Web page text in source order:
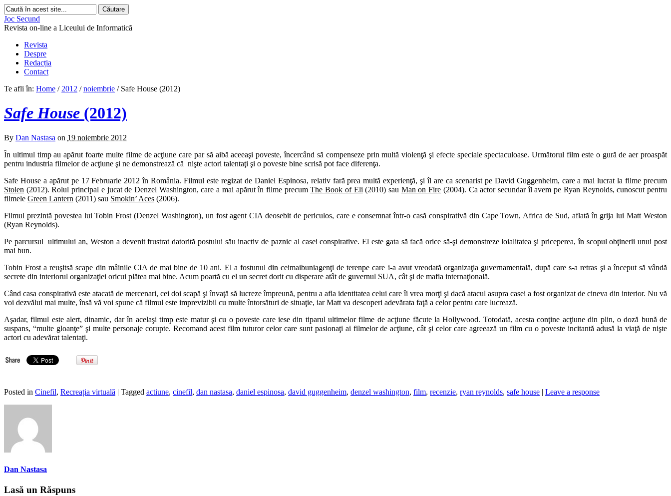
Joc Secund
Revista on-line a Liceului de Informatică
Revista
Despre
Redacția
Contact
Te afli în: Home / 2012 / noiembrie / Safe House (2012)
Safe House (2012)
By Dan Nastasa on 19 noiembrie 2012
În ultimul timp au apărut foarte multe filme de acţiune care par să aibă aceeaşi poveste, încercând să compenseze prin multă violenţă şi efecte speciale spectaculoase. Următorul film este o gură de aer proaspăt
pentru industria filmelor de acţiune şi ne demonstrează că nişte actori talentaţi şi o poveste bine scrisă pot face diferenţa.
Safe House a apărut pe 17 Februarie 2012 în România. Filmul este regizat de Daniel Espinosa, relativ fară prea multă experienţă, şi îl are ca scenarist pe David Guggenheim, care a mai lucrat la filme precum
Stolen (2012). Rolul principal e jucat de Denzel Washington, care a mai apărut în filme precumThe Book of Eli (2010) sau Man on Fire (2004). Ca actor secundar îl avem pe Ryan Reynolds, cunoscut pentru
filmele Green Lantern (2011) sau Smokin’ Aces (2006).
Filmul prezintă povestea lui Tobin Frost (Denzel Washington), un fost agent CIA deosebit de periculos, care e consemnat într-o casă conspirativă din Cape Town, Africa de Sud, aflată în grija lui Matt Weston
(Ryan Reynolds).
Pe parcursul ultimului an, Weston a devenit frustrat datorită postului său inactiv de paznic al casei conspirative. El este gata să facă orice să-şi demonstreze loialitatea şi priceperea, în scopul obţinerii unui post
mai bun.
Tobin Frost a reuşitsă scape din mâinile CIA de mai bine de 10 ani. El a fostunul din ceimaibuniagenţi de terenpe care i-a avut vreodată organizaţia guvernamentală, după care s-a retras şi a început să vândă
secrete din interiorul organizaţiei oricui plătea mai bine. Acum poartă cu el un secret dorit cu disperare atât de guvernul SUA, cât şi de mafia internaţională.
Când casa conspirativă este atacată de mercenari, cei doi scapă şi învaţă să lucreze împreună, pentru a afla identitatea celui care îi vrea morţi şi dacă atacul asupra casei a fost organizat de cineva din interior. Nu vă
voi dezvălui mai multe, însă vă voi spune că filmul este imprevizibil cu multe întorsături de situaţie, iar Matt va descoperi adevărata faţă a celor pentru care lucrează.
Aşadar, filmul este alert, dinamic, dar în acelaşi timp este matur şi cu o poveste care iese din tiparul ultimelor filme de acţiune făcute la Hollywood. Totodată, acesta conţine acţiune din plin, o doză bună de
suspans, “multe gloanţe” şi multe personaje corupte. Recomand acest film tuturor celor care sunt pasionaţi ai filmelor de acţiune, cât şi celor care agreează un film cu o poveste incitantă adusă la viaţă de nişte
actori cu adevărat talentaţi.
Posted in Cinefil, Recreația virtuală | Tagged actiune, cinefil, dan nastasa, daniel espinosa, david guggenheim, denzel washington, film, recenzie, ryan reynolds, safe house | Leave a response
Dan Nastasa
Lasă un Răspuns